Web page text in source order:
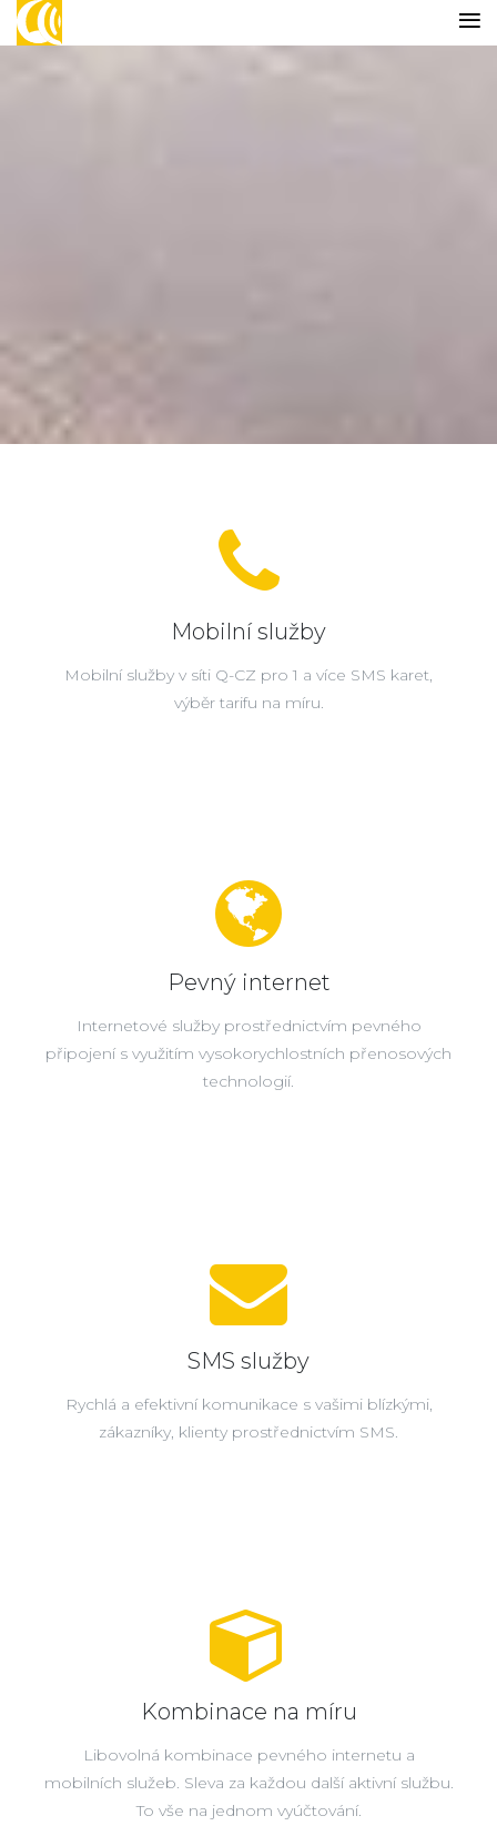
Mobilní služby
Mobilní služby v síti Q-CZ pro 1 a více SMS karet,
výběr tarifu na míru.
Pevný internet
Internetové služby prostřednictvím pevného
připojení s využitím vysokorychlostních přenosových
technologií.
SMS služby
Rychlá a efektivní komunikace s vašimi blízkými,
zákazníky, klienty prostřednictvím SMS.
Kombinace na míru
Libovolná kombinace pevného internetu a
mobilních služeb. Sleva za každou další aktivní službu.
To vše na jednom vyúčtování.